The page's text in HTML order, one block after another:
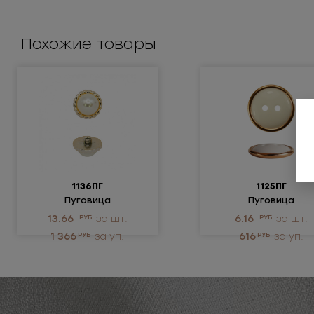
Похожие товары
1136ПГ
Пуговица
металлизированная
13.66 РУБ за шт.
1 366 РУБ за уп.
1125ПГ
Пуговица
6.16 РУБ за шт.
616 РУБ за уп.